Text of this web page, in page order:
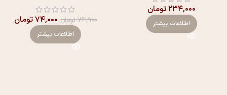
۲۳۴,۰۰۰تومان
اطلاعات بیشتر ۷۴,۹۰۰تومان ۷۴,۰۰۰تومان
اطلاعات بیشتر